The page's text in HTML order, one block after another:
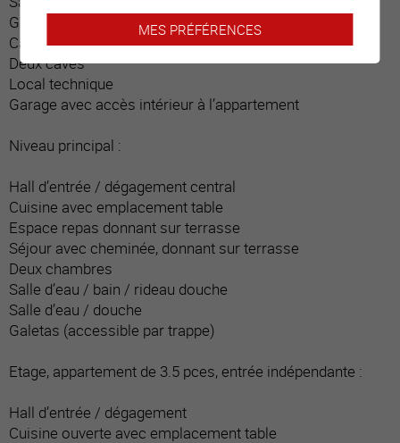
Grande buanderie privative
Carnotzet
Deux caves
Local technique
Garage avec accès intérieur à l’appartement
Niveau principal :
Hall d’entrée / dégagement central
Cuisine avec emplacement table
Espace repas donnant sur terrasse
Séjour avec cheminée, donnant sur terrasse
Deux chambres
Salle d’eau / bain / rideau douche
Salle d’eau / douche
Galetas (accessible par trappe)
Etage, appartement de 3.5 pces, entrée indépendante :
Hall d’entrée / dégagement
Cuisine ouverte avec emplacement table
MES PRÉFÉRENCES